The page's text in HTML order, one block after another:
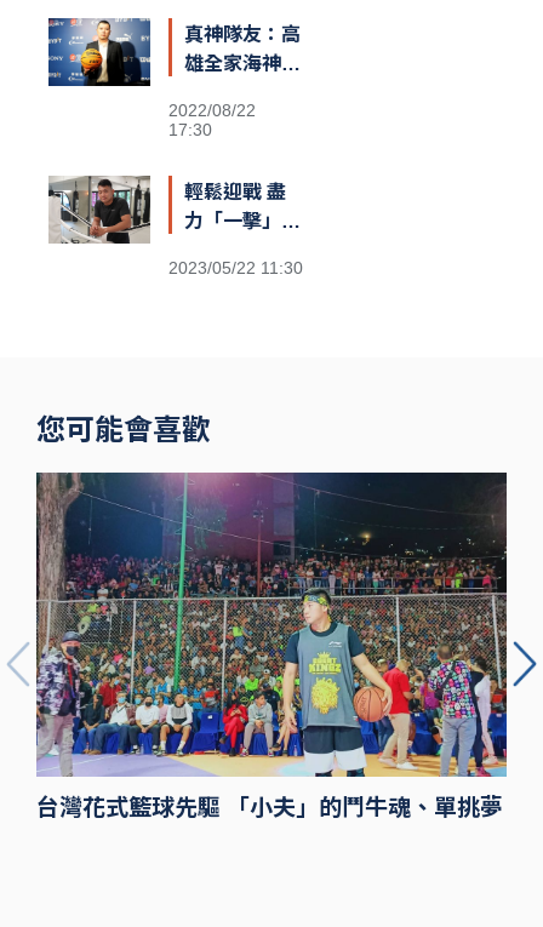
真神隊友：高
雄全家海神執
2022/08/22
17:30
輕鬆迎戰 盡
力「一擊」：
泰拳世界冠軍
2023/05/22 11:30
您可能會喜歡
台灣花式籃球先驅 「小夫」的鬥牛魂、單挑夢